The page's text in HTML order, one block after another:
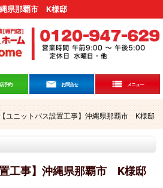
縄県那覇市 K様邸
予約 お問合せ メニュー
【ユニットバス設置工事】沖縄県那覇市 K様邸
置工事】沖縄県那覇市 K様邸